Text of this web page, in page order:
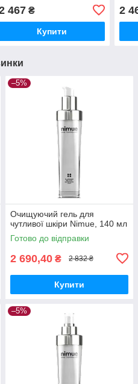
467₴
Купити
2
–5%
Очищуючий гель для
чутливої шкіри Nimue, 140 мл
Готово до відправки
2 690,40 ₴ 2 832 ₴
Купити
–5%